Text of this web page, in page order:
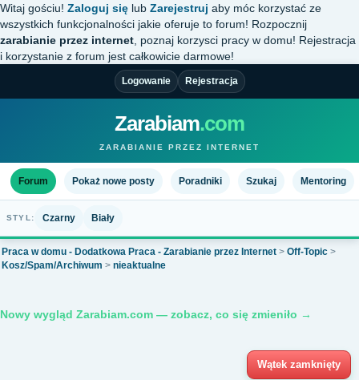
Witaj gościu! Zaloguj się lub Zarejestruj aby móc korzystać ze
wszystkich funkcjonalności jakie oferuje to forum! Rozpocznij
zarabianie przez internet , poznaj korzysci pracy w domu! Rejestracja
i korzystanie z forum jest całkowicie darmowe!
Logowanie Rejestracja
Zarabiam.com
ZARABIANIE PRZEZ INTERNET
Forum Pokaż nowe posty Poradniki Szukaj Mentoring
STYL: Czarny Biały
Praca w domu - Dodatkowa Praca - Zarabianie przez Internet > Off-Topic >
Kosz/Spam/Archiwum > nieaktualne
Nowy wygląd Zarabiam.com — zobacz, co się zmieniło →
Wątek zamknięty